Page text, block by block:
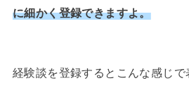
に細かく登録できますよ。
経験談を登録するとこんな感じで